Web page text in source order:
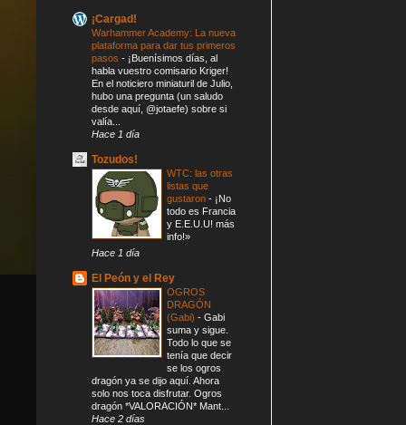
¡Cargad!
Warhammer Academy: La nueva
plataforma para dar tus primeros
pasos - ¡Buenísimos días, al
habla vuestro comisario Kriger!
En el noticiero miniaturil de Julio,
hubo una pregunta (un saludo
desde aquí, @jotaefe) sobre si
valía...
Hace 1 día
Tozudos!
WTC: las otras
listas que
gustaron - ¡No
todo es Francia
y E.E.U.U! más
info!»
Hace 1 día
El Peón y el Rey
OGROS
DRAGÓN
(Gabi) - Gabi
suma y sigue.
Todo lo que se
tenía que decir
se los ogros
dragón ya se dijo aquí. Ahora
solo nos toca disfrutar. Ogros
dragón *VALORACIÓN* Mant...
Hace 2 días